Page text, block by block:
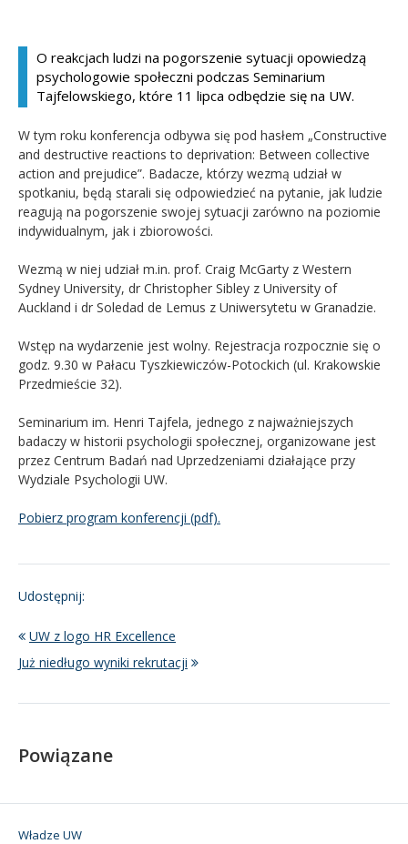
Absolwent
O reakcjach ludzi na pogorszenie sytuacji opowiedzą
psychologowie społeczni podczas Seminarium
Tajfelowskiego, które 11 lipca odbędzie się na UW.
W tym roku konferencja odbywa się pod hasłem „Constructive
and destructive reactions to deprivation: Between collective
action and prejudice”. Badacze, którzy wezmą udział w
spotkaniu, będą starali się odpowiedzieć na pytanie, jak ludzie
reagują na pogorszenie swojej sytuacji zarówno na poziomie
indywidualnym, jak i zbiorowości.
Wezmą w niej udział m.in. prof. Craig McGarty z Western
Sydney University, dr Christopher Sibley z University of
Auckland i dr Soledad de Lemus z Uniwersytetu w Granadzie.
Wstęp na wydarzenie jest wolny. Rejestracja rozpocznie się o
godz. 9.30 w Pałacu Tyszkiewiczów-Potockich (ul. Krakowskie
Przedmieście 32).
Seminarium im. Henri Tajfela, jednego z najważniejszych
badaczy w historii psychologii społecznej, organizowane jest
przez Centrum Badań nad Uprzedzeniami działające przy
Wydziale Psychologii UW.
Pobierz program konferencji (pdf).
Udostępnij:
UW z logo HR Excellence
Już niedługo wyniki rekrutacji
Powiązane
Władze UW